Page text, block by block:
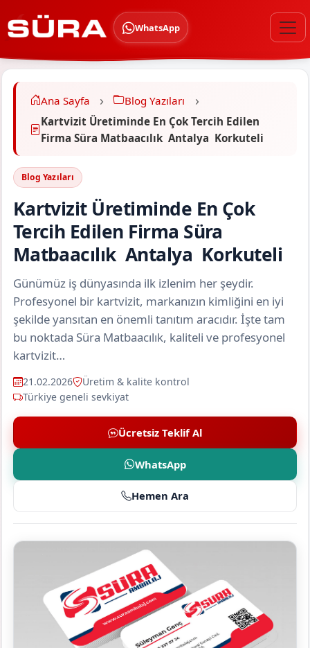
WhatsApp
Ana Sayfa
Blog Yazıları
Kartvizit Üretiminde En Çok Tercih Edilen
Firma Süra Matbaacılık Antalya Korkuteli
Blog Yazıları
Kartvizit Üretiminde En Çok
Tercih Edilen Firma Süra
Matbaacılık Antalya Korkuteli
Günümüz iş dünyasında ilk izlenim her şeydir.
Profesyonel bir kartvizit, markanızın kimliğini en iyi
şekilde yansıtan en önemli tanıtım aracıdır. İşte tam
bu noktada Süra Matbaacılık, kaliteli ve profesyonel
kartvizit…
21.02.2026
Üretim & kalite kontrol
Türkiye geneli sevkiyat
Ücretsiz Teklif Al
WhatsApp
Hemen Ara